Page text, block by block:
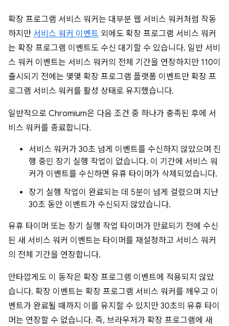
확장 프로그램 서비스 워커는 대부분 웹 서비스 워커처럼 작동
하지만 서비스 워커 이벤트 외에도 확장 프로그램 서비스 워커
는 확장 프로그램 이벤트도 수신 대기할 수 있습니다. 일반 서비
스 워커 이벤트는 서비스 워커의 전체 기간을 연장하지만 110이
출시되기 전에는 몇몇 확장 프로그램 플랫폼 이벤트만 확장 프
로그램 서비스 워커를 활성 상태로 유지했습니다.
일반적으로 Chromium은 다음 조건 중 하나가 충족된 후에 서
비스 워커를 종료합니다.
서비스 워커가 30초 넘게 이벤트를 수신하지 않았으며 진
행 중인 장기 실행 작업이 없습니다. 이 기간에 서비스 워
커가 이벤트를 수신하면 유휴 타이머가 삭제되었습니다.
장기 실행 작업이 완료되는 데 5분이 넘게 걸렸으며 지난
30초 동안 이벤트가 수신되지 않았습니다.
유휴 타이머 또는 장기 실행 작업 타이머가 만료되기 전에 수신
된 새 서비스 워커 이벤트는 타이머를 재설정하고 서비스 워커
의 전체 기간을 연장합니다.
안타깝게도 이 동작은 확장 프로그램 이벤트에 적용되지 않았
습니다. 확장 이벤트는 확장 프로그램 서비스 워커를 깨우고 이
벤트가 완료될 때까지 이를 유지할 수 있지만 30초의 유휴 타이
머는 연장할 수 없습니다. 즉, 브라우저가 확장 프로그램에 새